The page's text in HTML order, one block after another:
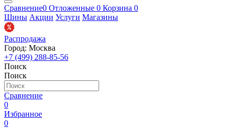
Сравнение0 Отложенные 0 Корзина 0
Шины Акции Услуги Магазины
Распродажа
Город: Москва
+7 (499) 288-85-56
Поиск
Поиск
Сравнение
0
Избранное
0